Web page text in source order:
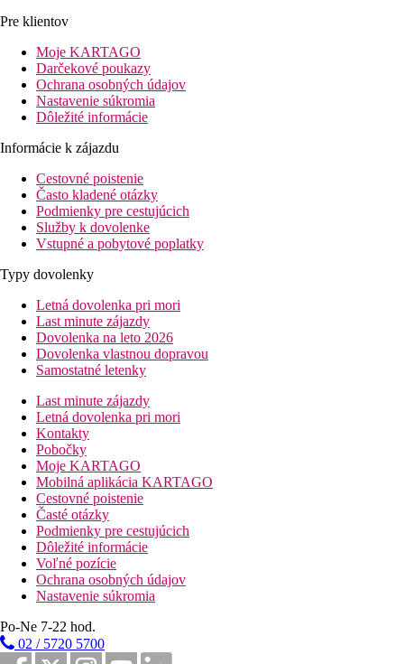
Pre klientov
Moje KARTAGO
Darčekové poukazy
Ochrana osobných údajov
Nastavenie súkromia
Dôležité informácie
Informácie k zájazdu
Cestovné poistenie
Často kladené otázky
Podmienky pre cestujúcich
Služby k dovolenke
Vstupné a pobytové poplatky
Typy dovolenky
Letná dovolenka pri mori
Last minute zájazdy
Dovolenka na leto 2026
Dovolenka vlastnou dopravou
Samostatné letenky
Last minute zájazdy
Letná dovolenka pri mori
Kontakty
Pobočky
Moje KARTAGO
Mobilná aplikácia KARTAGO
Cestovné poistenie
Časté otázky
Podmienky pre cestujúcich
Dôležité informácie
Voľné pozície
Ochrana osobných údajov
Nastavenie súkromia
Po-Ne 7-22 hod.
02 / 5720 5700